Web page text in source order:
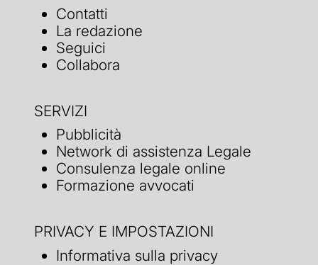
Contatti
La redazione
Seguici
Collabora
SERVIZI
Pubblicità
Network di assistenza Legale
Consulenza legale online
Formazione avvocati
PRIVACY E IMPOSTAZIONI
Informativa sulla privacy